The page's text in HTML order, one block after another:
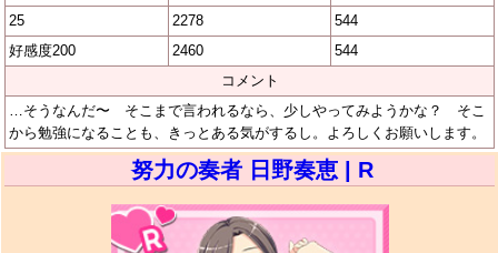
25
2278
544
好感度200
2460
544
コメント
…そうなんだ〜 そこまで言われるなら、少しやってみようかな？ そこ
から勉強になることも、きっとある気がするし。よろしくお願いします。
努力の奏者 日野奏恵 | R